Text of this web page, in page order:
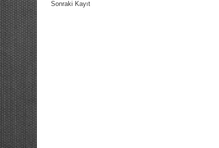
Sonraki Kayıt